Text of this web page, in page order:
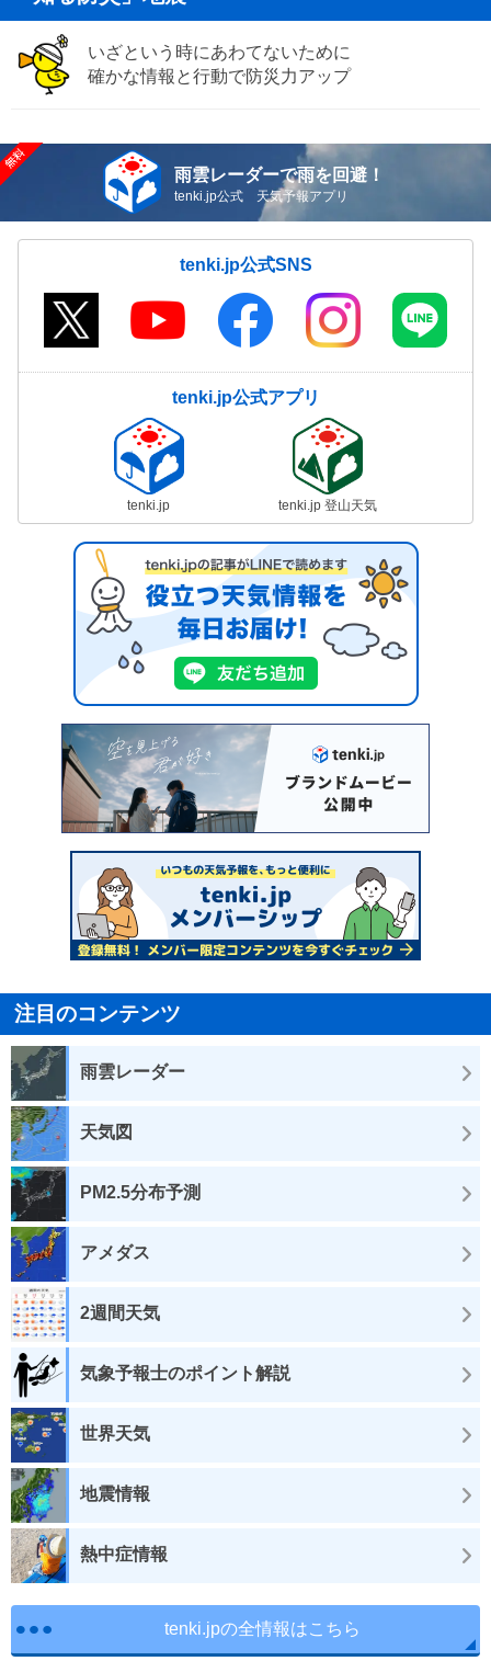
いざという時にあわてないために
確かな情報と行動で防災力アップ
雨雲レーダーで雨を回避！
tenki.jp公式 天気予報アプリ
tenki.jp公式SNS
tenki.jp公式アプリ
tenki.jp tenki.jp 登山天気
注目のコンテンツ
雨雲レーダー
天気図
PM2.5分布予測
アメダス
2週間天気
気象予報士のポイント解説
世界天気
地震情報
熱中症情報
tenki.jpの全情報はこちら